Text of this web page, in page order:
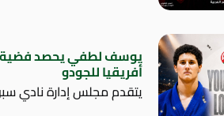
يوسف لطفي يحصد فضية
أفريقيا للجودو
يتقدم مجلس إدارة نادي